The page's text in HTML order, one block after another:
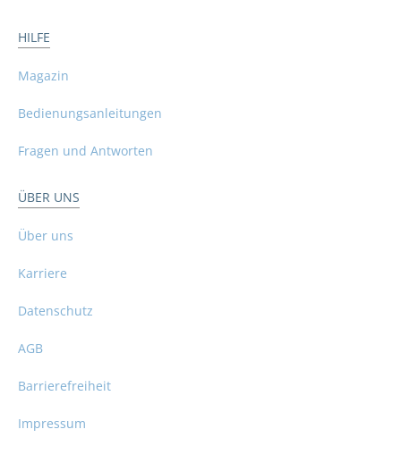
HILFE
Magazin
Bedienungsanleitungen
Fragen und Antworten
ÜBER UNS
Über uns
Karriere
Datenschutz
AGB
Barrierefreiheit
Impressum